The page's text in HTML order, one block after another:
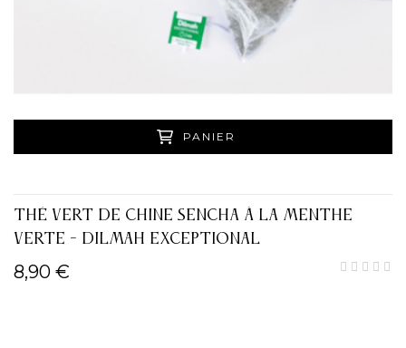
PANIER
THÉ VERT DE CHINE SENCHA À LA MENTHE
VERTE - DILMAH EXCEPTIONAL
8,90 €